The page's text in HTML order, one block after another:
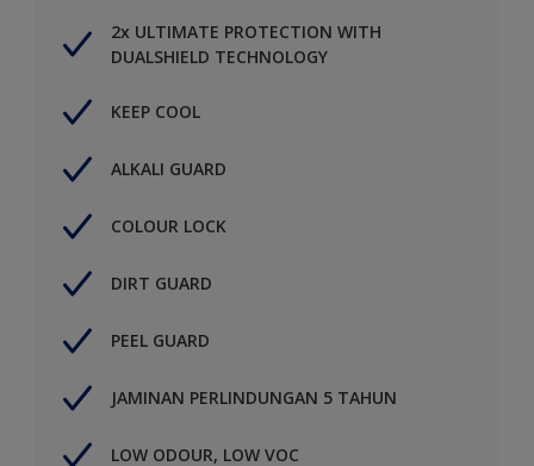
2x ULTIMATE PROTECTION WITH
DUALSHIELD TECHNOLOGY
KEEP COOL
ALKALI GUARD
COLOUR LOCK
DIRT GUARD
PEEL GUARD
JAMINAN PERLINDUNGAN 5 TAHUN
LOW ODOUR, LOW VOC